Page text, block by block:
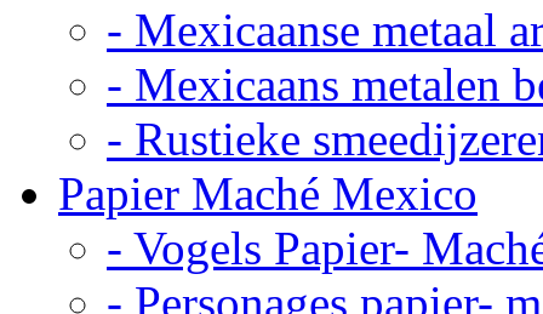
- Mexicaanse metaal
- Mexicaans metalen
- Rustieke
Papier Maché Mexico
- Vogels Papier-
- Personages papier-